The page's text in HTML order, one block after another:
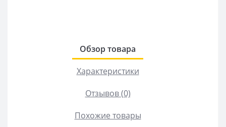
Обзор товара
Характеристики
Отзывов (0)
Похожие товары